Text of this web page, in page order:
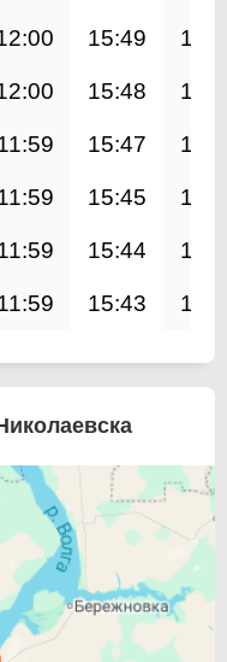
15:49
15:48
15:47
15:45
15:44
15:43